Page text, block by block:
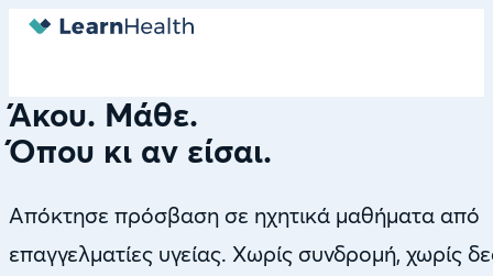
Άκου. Μάθε.
Όπου κι αν είσαι.
Απόκτησε πρόσβαση σε ηχητικά μαθήματα από
επαγγελματίες υγείας. Χωρίς συνδρομή, χωρίς